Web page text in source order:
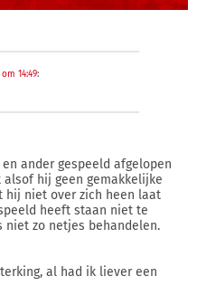
14:49:
ander gespeeld afgelopen
hij geen gemakkelijke
hij niet over zich heen laat
heeft staan niet te
niet zo netjes behandelen.
al had ik liever een